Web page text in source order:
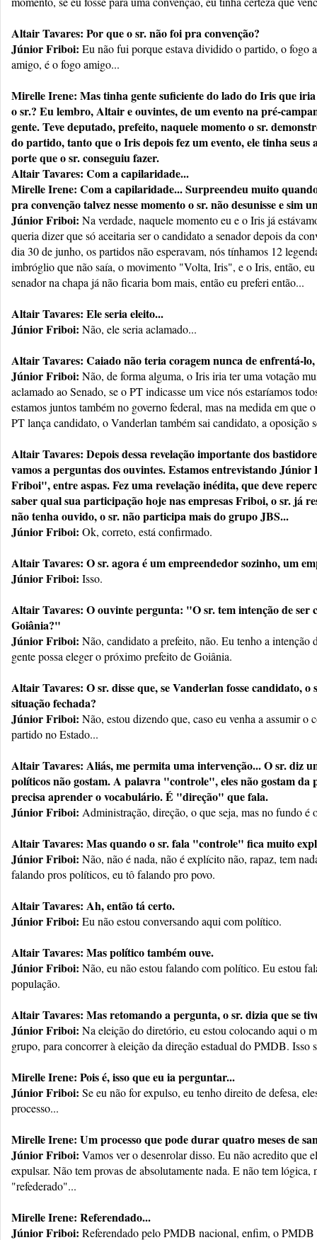
Altair Tavares: Por que o sr. não foi pra convenção?
Júnior Friboi: Eu não fui porque estava dividido o partido, o fogo
amigo, é o fogo amigo...
Mirelle Irene: Mas tinha gente suficiente do lado do Iris que
o sr.? Eu lembro, Altair e ouvintes, de um evento na pré-
gente. Teve deputado, prefeito, naquele momento o sr.
do partido, tanto que o Iris depois fez um evento, ele tinha seus
porte que o sr. conseguiu fazer.
Altair Tavares: Com a capilaridade...
Mirelle Irene: Com a capilaridade... Surpreendeu muito quando
pra convenção talvez nesse momento o sr. não desunisse e sim
Júnior Friboi: Na verdade, naquele momento eu e o Iris já
queria dizer que só aceitaria ser o candidato a senador depois da
dia 30 de junho, os partidos não esperavam, nós tínhamos 12
imbróglio que não saía, o movimento "Volta, Iris", e o Iris, então,
senador na chapa já não ficaria bom mais, então eu preferi então...
Altair Tavares: Ele seria eleito...
Júnior Friboi: Não, ele seria aclamado...
Altair Tavares: Caiado não teria coragem nunca de enfrentá-lo,
Júnior Friboi: Não, de forma alguma, o Iris iria ter uma votação
aclamado ao Senado, se o PT indicasse um vice nós estaríamos
estamos juntos também no governo federal, mas na medida em que
PT lança candidato, o Vanderlan também sai candidato, a oposição
Altair Tavares: Depois dessa revelação importante dos
vamos a perguntas dos ouvintes. Estamos entrevistando
Friboi", entre aspas. Fez uma revelação inédita, que deve
saber qual sua participação hoje nas empresas Friboi, o sr. já
não tenha ouvido, o sr. não participa mais do grupo JBS...
Júnior Friboi: Ok, correto, está confirmado.
Altair Tavares: O sr. agora é um empreendedor sozinho, um
Júnior Friboi: Isso.
Altair Tavares: O ouvinte pergunta: "O sr. tem intenção de ser
Goiânia?"
Júnior Friboi: Não, candidato a prefeito, não. Eu tenho a intenção
gente possa eleger o próximo prefeito de Goiânia.
Altair Tavares: O sr. disse que, se Vanderlan fosse candidato, o
situação fechada?
Júnior Friboi: Não, estou dizendo que, caso eu venha a assumir o
partido no Estado...
Altair Tavares: Aliás, me permita uma intervenção... O sr. diz
políticos não gostam. A palavra "controle", eles não gostam
precisa aprender o vocabulário. É "direção" que fala.
Júnior Friboi: Administração, direção, o que seja, mas no fundo é
Altair Tavares: Mas quando o sr. fala "controle" fica muito
Júnior Friboi: Não, não é nada, não é explícito não, rapaz, tem
falando pros políticos, eu tô falando pro povo.
Altair Tavares: Ah, então tá certo.
Júnior Friboi: Eu não estou conversando aqui com político.
Altair Tavares: Mas político também ouve.
Júnior Friboi: Não, eu não estou falando com político. Eu estou
população.
Altair Tavares: Mas retomando a pergunta, o sr. dizia que se
Júnior Friboi: Na eleição do diretório, eu estou colocando aqui o
grupo, para concorrer à eleição da direção estadual do PMDB. Isso
Mirelle Irene: Pois é, isso que eu ia perguntar...
Júnior Friboi: Se eu não for expulso, eu tenho direito de defesa,
processo...
Mirelle Irene: Um processo que pode durar quatro meses de
Júnior Friboi: Vamos ver o desenrolar disso. Eu não acredito que
expulsar. Não tem provas de absolutamente nada. E não tem lógica,
"refederado"...
Mirelle Irene: Referendado...
Júnior Friboi: Referendado pelo PMDB nacional, enfim, o PMDB